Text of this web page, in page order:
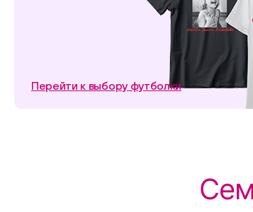
Перейти к выбору футболки